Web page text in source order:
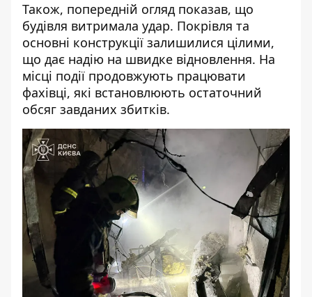
Також, попередній огляд показав, що
будівля витримала удар. Покрівля та
основні конструкції залишилися цілими,
що дає надію на швидке відновлення. На
місці події продовжують працювати
фахівці, які встановлюють остаточний
обсяг завданих збитків.